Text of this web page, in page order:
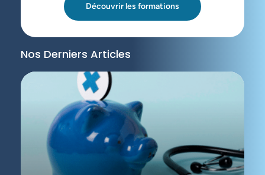
Découvrir les formations
Nos Derniers Articles